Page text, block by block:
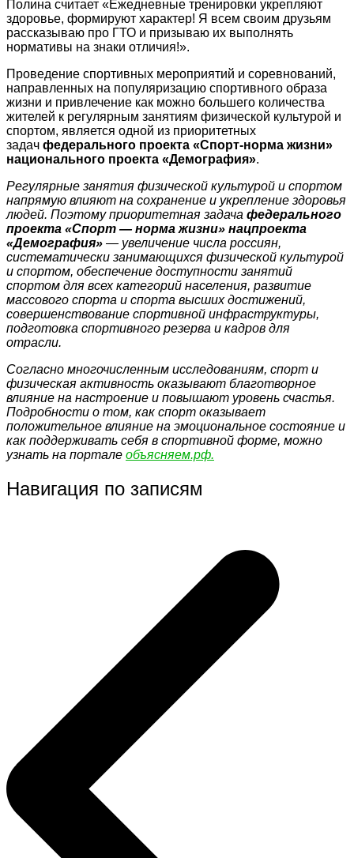
Полина считает «Ежедневные тренировки укрепляют
здоровье, формируют характер! Я всем своим друзьям
рассказываю про ГТО и призываю их выполнять
нормативы на знаки отличия!».
Проведение спортивных мероприятий и соревнований,
направленных на популяризацию спортивного образа
жизни и привлечение как можно большего количества
жителей к регулярным занятиям физической культурой и
спортом, является одной из приоритетных
задач федерального проекта «Спорт-норма жизни»
национального проекта «Демография».
Регулярные занятия физической культурой и спортом
напрямую влияют на сохранение и укрепление здоровья
людей. Поэтому приоритетная задача федерального
проекта «Спорт — норма жизни» нацпроекта
«Демография» — увеличение числа россиян,
систематически занимающихся физической культурой
и спортом, обеспечение доступности занятий
спортом для всех категорий населения, развитие
массового спорта и спорта высших достижений,
совершенствование спортивной инфраструктуры,
подготовка спортивного резерва и кадров для
отрасли.
Согласно многочисленным исследованиям, спорт и
физическая активность оказывают благотворное
влияние на настроение и повышают уровень счастья.
Подробности о том, как спорт оказывает
положительное влияние на эмоциональное состояние и
как поддерживать себя в спортивной форме, можно
узнать на портале объясняем.рф.
Навигация по записям